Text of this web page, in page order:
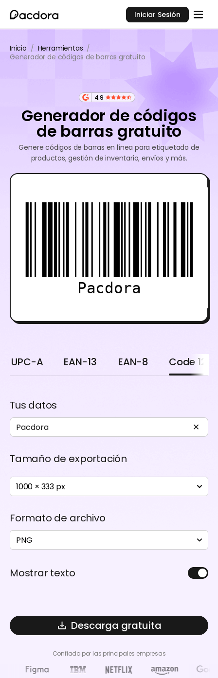
Iniciar Sesión
Inicio / Herramientas /
Generador de códigos de barras gratuito
4.9
Generador de códigos
de barras gratuito
Genere códigos de barras en línea para etiquetado de
productos, gestión de inventario, envíos y más.
Pacdora
UPC-A EAN-13 EAN-8 Code 128
Tus datos
Tamaño de exportación
1000 × 333 px
Formato de archivo
PNG
Mostrar texto
Descarga gratuita
Confiado por las principales empresas